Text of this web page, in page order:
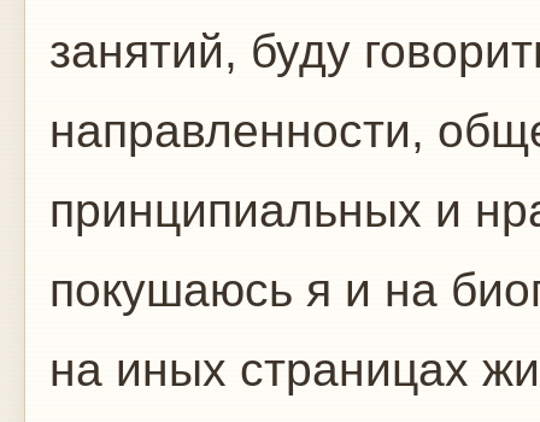
занятий, буду
направленности,
принципиальных и
покушаюсь я и на
на иных страницах